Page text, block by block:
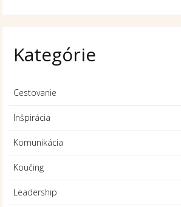
Kategórie
Cestovanie
Inšpirácia
Komunikácia
Koučing
Leadership